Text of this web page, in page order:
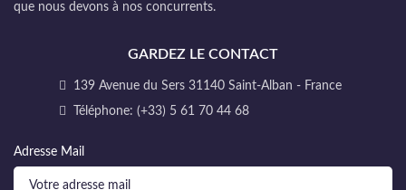
que nous devons à nos concurrents.
GARDEZ LE CONTACT
139 Avenue du Sers 31140 Saint-Alban - France
Téléphone: (+33) 5 61 70 44 68
Adresse Mail